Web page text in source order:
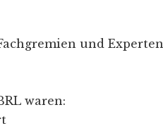
und Experten
waren: